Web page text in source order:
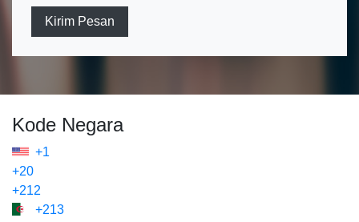
Kirim Pesan
Kode Negara
+1
+20
+212
+213